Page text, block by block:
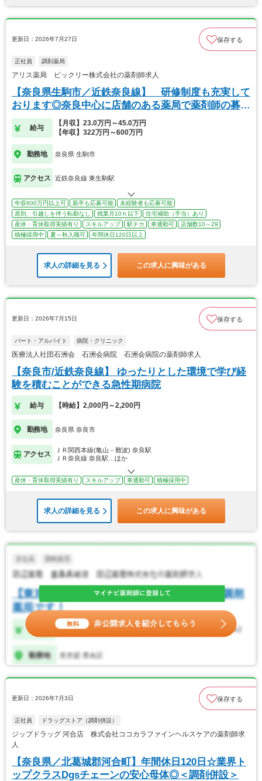
更新日：2026年7月27日 保存する
正社員 調剤薬局
アリス薬局 ビックリー株式会社の薬剤師求人
【奈良県生駒市／近鉄奈良線】 研修制度も充実して
おります◎奈良中心に店舗のある薬局で薬剤師の募集
です
給与
【月収】23.0万円～45.0万円
【年収】322万円～600万円
勤務地 奈良県 生駒市
アクセス 近鉄奈良線 東生駒駅
年収600万円以上可 新卒も応募可能
未経験者も応募可能
原則、引越しを伴う転勤なし
残業月10ｈ以下
住宅補助（手当）あり
産休・育休取得実績有り
スキルアップ 駅チカ 車通勤可
店舗数10～29
積極採用中
夏～秋入職可 年間休日120日以上
求人の詳細を見る この求人に興味がある
更新日：2026年7月15日 保存する
パート・アルバイト 病院・クリニック
医療法人社団石洲会 石洲会病院 石洲会病院の薬剤師求人
【奈良市/近鉄奈良線】 ゆったりとした環境で学び経
験を積むことができる急性期病院
給与 【時給】2,000円～2,200円
勤務地 奈良県 奈良市
アクセス
ＪＲ関西本線(亀山－難波) 奈良駅
ＪＲ奈良線 奈良駅…ほか
産休・育休取得実績有り スキルアップ 車通勤可 積極採用中
求人の詳細を見る この求人に興味がある
更新日：2026年7月3日 保存する
正社員 ドラッグストア（調剤併設）
ジップドラッグ 河合店 株式会社ココカラファインヘルスケアの薬剤師求
人
【奈良県／北葛城郡河合町】年間休日120日☆業界ト
ップクラスDgsチェーンの安心母体◎＜調剤併設＞